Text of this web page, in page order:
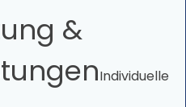
&
Individuelle